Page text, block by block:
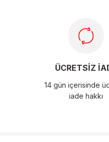
ÜCRETSİZ
14 gün içerisinde
iade hakkı